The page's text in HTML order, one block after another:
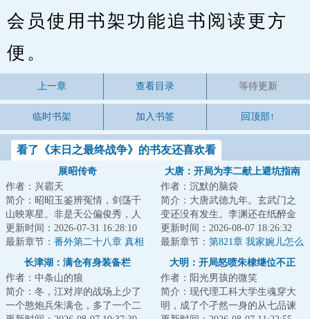
会员使用书架功能追书阅读更方
便。
上一章 查看目录 等待更新
临时书架 加入书签 回顶部↑
看了《末日之最终战争》的书友还喜欢看
展昭传奇
作者：兴霸天
简介：昭昭玉鉴辨冤情，剑荡千
山映寒星。非是天公偏俊秀，人
间必要此光明。一本陆小凤传奇
式的侠探故事。...
更新时间：2026-07-31 16:28:10
最新章节： 番外第二十八章 真相
与结局（中）
大唐：开局为李二献上避坑指南
作者：沉默的脑袋
简介：大唐武德九年。玄武门之
变还没有发生。李渊还在纸醉金
迷。李建成和李元吉正密谋除掉
最大的威胁。长...
更新时间：2026-08-07 18:26:32
最新章节： 第821章 我家婉儿怎么
会看上卫王呢？
长津湖：满仓有身装备栏
作者：中条山的狼
简介：冬，江对岸的战场上少了
一个憨炮兵朱满仓，多了一个二
大明：开局怒喷朱棣继位不正
作者：阳光男孩的微笑
简介：现代理工科大学生魂穿大
明，成了个孑然一身的从七品谏